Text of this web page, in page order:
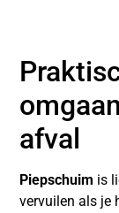
afval
Piepschuim is
vervuilen als je